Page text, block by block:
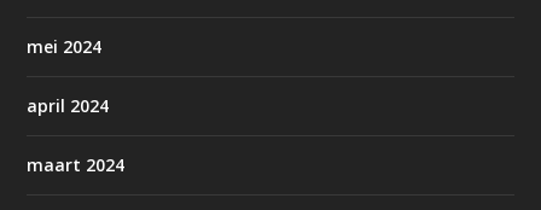
mei 2024
april 2024
maart 2024